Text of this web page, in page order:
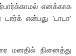
எனக்காக
என்பது ‘டாடா’
மனதில் நினைத்து